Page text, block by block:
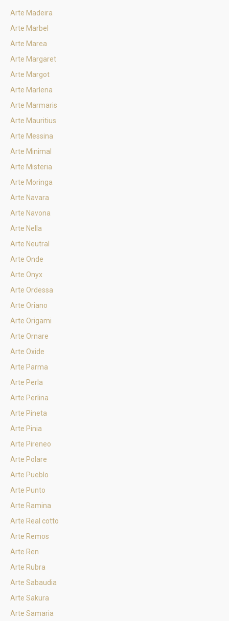
Arte Madeira
Arte Marbel
Arte Marea
Arte Margaret
Arte Margot
Arte Marlena
Arte Marmaris
Arte Mauritius
Arte Messina
Arte Minimal
Arte Misteria
Arte Moringa
Arte Navara
Arte Navona
Arte Nella
Arte Neutral
Arte Onde
Arte Onyx
Arte Ordessa
Arte Oriano
Arte Origami
Arte Ornare
Arte Oxide
Arte Parma
Arte Perla
Arte Perlina
Arte Pineta
Arte Pinia
Arte Pireneo
Arte Polare
Arte Pueblo
Arte Punto
Arte Ramina
Arte Real cotto
Arte Remos
Arte Ren
Arte Rubra
Arte Sabaudia
Arte Sakura
Arte Samaria